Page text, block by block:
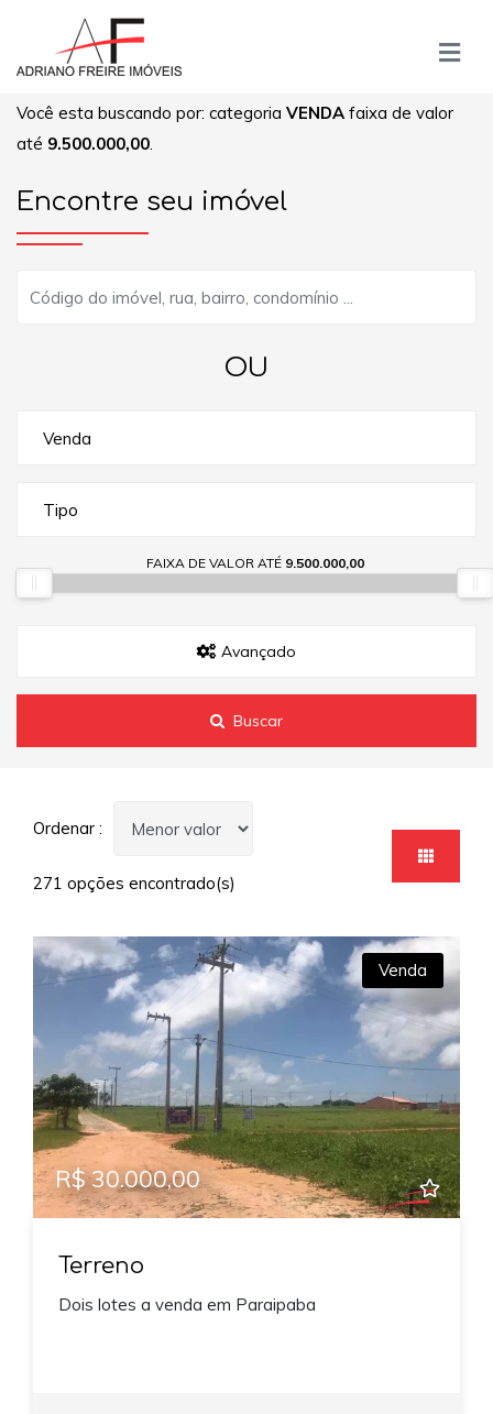
Você esta buscando por: categoria VENDA faixa de valor
até 9.500.000,00
Encontre seu imóvel
OU
Venda
Tipo
FAIXA DE VALOR ATÉ 9.500.000,00
Avançado
Buscar
Ordenar :
271 opções encontrado(s)
Venda
R$ 30.000,00
Terreno
Dois lotes a venda em Paraipaba